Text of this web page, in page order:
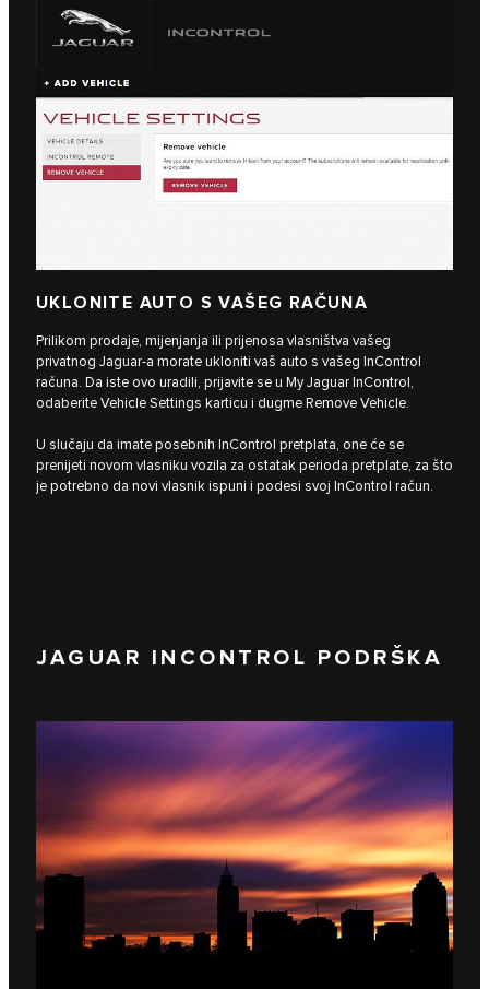
UKLONITE AUTO S VAŠEG RAČUNA
Prilikom prodaje, mijenjanja ili prijenosa vlasništva vašeg
privatnog Jaguar-a morate ukloniti vaš auto s vašeg InControl
računa. Da iste ovo uradili, prijavite se u My Jaguar InControl,
odaberite Vehicle Settings karticu i dugme Remove Vehicle.
U slučaju da imate posebnih InControl pretplata, one će se
prenijeti novom vlasniku vozila za ostatak perioda pretplate, za što
je potrebno da novi vlasnik ispuni i podesi svoj InControl račun.
JAGUAR INCONTROL PODRŠKA